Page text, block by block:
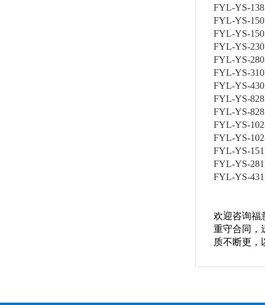
FYL-YS-
FYL-YS-
FYL-YS-
FYL-YS-
FYL-YS-
FYL-YS-
FYL-YS-
FYL-YS-
FYL-YS-
FYL-YS-
FYL-YS-
FYL-YS-
FYL-YS-
FYL-YS-
欢迎咨询福
重守合同，
质不断更，